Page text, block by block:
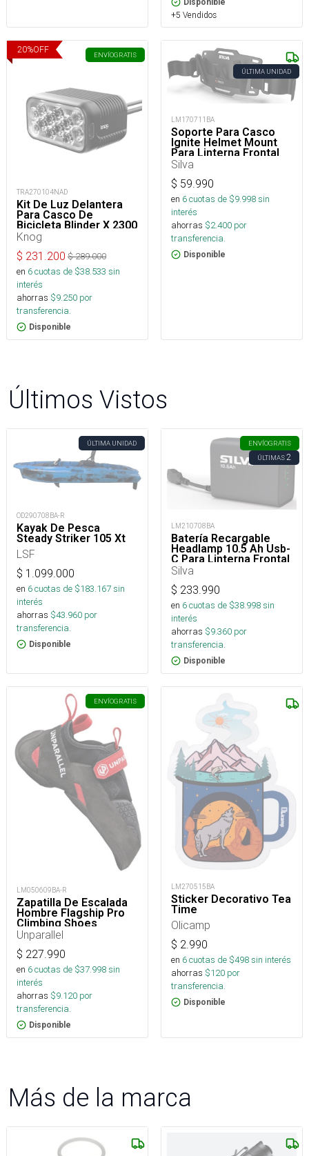
+5 Vendidos
20%OFF
ENVÍOGRATIS
TRA270104NAD
Kit De Luz Delantera
Para Casco De
Bicicleta Blinder X 2300
+ Batería 10000 mAh
Knog
$ 231.200 $289.000
en 6cuotas de $38.533 sin
interés
ahorras $9.250 por
transferencia.
Disponible
ÚLTIMA UNIDAD
LM170711BA
Soporte Para Casco
Ignite Helmet Mount
Para Linterna Frontal
Silva
$ 59.990
en 6cuotas de $9.998sin
interés
ahorras $2.400 por
transferencia.
Disponible
Últimos Vistos
ÚLTIMA UNIDAD
OD290708BA-R
Kayak De Pesca
Steady Striker 105 Xt
LSF
$ 1.099.000
en 6cuotas de $183.167sin
interés
ahorras $43.960 por
transferencia.
Disponible
ENVÍOGRATIS
ÚLTIMAS2
LM210708BA
Batería Recargable
Headlamp 10.5 Ah Usb-
C Para Linterna Frontal
Silva
$ 233.990
en 6cuotas de $38.998sin
interés
ahorras $9.360 por
transferencia.
Disponible
ENVÍOGRATIS
LM050609BA-R
Zapatilla De Escalada
Hombre Flagship Pro
Climbing Shoes
Unparallel
$ 227.990
en 6cuotas de $37.998sin
interés
ahorras $9.120 por
transferencia.
Disponible
LM270515BA
Sticker Decorativo Tea
Time
Olicamp
$ 2.990
en 6cuotas de $498sin interés
ahorras $120 por
transferencia.
Disponible
Más de la marca